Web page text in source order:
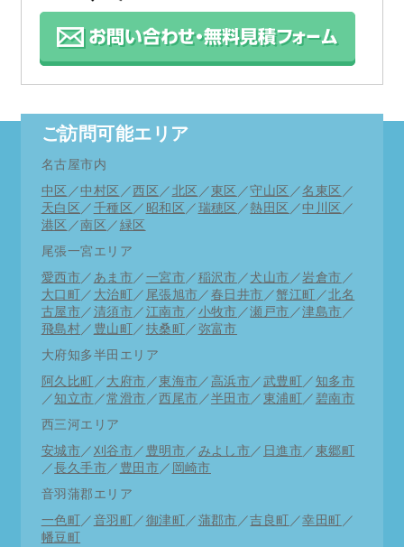
ご訪問可能エリア
名古屋市内
中区 ／中村区 ／ 西区 ／ 北区 ／東区 ／守山区 ／名東区 ／
天白区 ／ 千種区 ／ 昭和区 ／ 瑞穂区 ／ 熱田区 ／中川区 ／
港区 ／南区 ／ 緑区
尾張一宮エリア
愛西市 ／ あま市 ／ 一宮市 ／ 稲沢市 ／ 犬山市 ／岩倉市 ／
大口町
／ 大治町 ／ 尾張旭市 ／ 春日井市 ／蟹江町 ／北名
古屋市 ／ 清須市 ／ 江南市 ／ 小牧市 ／瀬戸市 ／津島市 ／
飛島村 ／ 豊山町 ／ 扶桑町 ／ 弥富市
大府知多半田エリア
阿久比町 ／ 大府市 ／東海市 ／ 高浜市 ／ 武豊町 ／ 知多市
／知立市 ／常滑市 ／ 西尾市 ／半田市 ／ 東浦町 ／ 碧南市
西三河エリア
安城市 ／ 刈谷市 ／ 豊明市 ／ みよし市 ／ 日進市 ／ 東郷町
／長久手市 ／ 豊田市 ／ 岡崎市
音羽蒲郡エリア
一色町 ／ 音羽町 ／ 御津町 ／ 蒲郡市 ／吉良町 ／幸田町
／
幡豆町